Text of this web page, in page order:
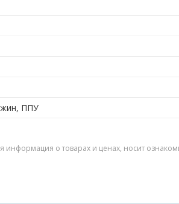
ППУ
информация о товарах и ценах, носит